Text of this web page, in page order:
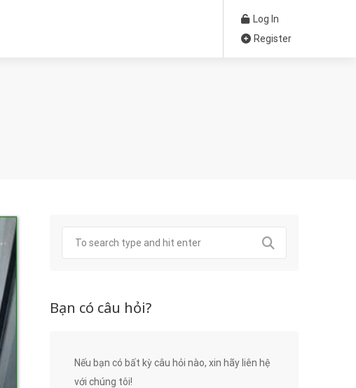
Log In
Register
Bạn có câu hỏi?
Nếu bạn có bất kỳ câu hỏi nào, xin hãy liên hệ
với chúng tôi!